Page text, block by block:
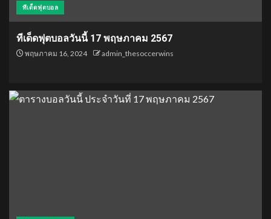
ทีเด็ดฟุตบอล
ทีเด็ดฟุตบอลวันนี้ 17 พฤษภาคม 2567
พฤษภาคม 16, 2024 admin_thesoccerwins